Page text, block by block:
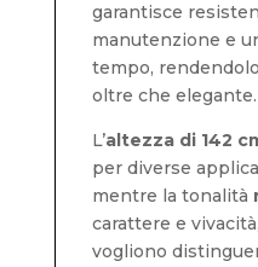
garantisce
manutenzione e
tempo,
oltre che elegante.
L’altezza di 142
per diverse
mentre la tonalità
carattere e
vogliono